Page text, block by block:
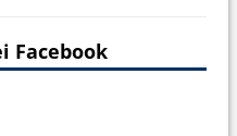
Facebook